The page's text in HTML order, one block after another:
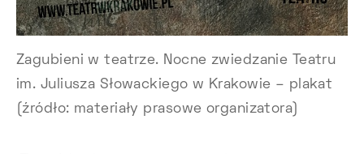
Zagubieni w teatrze. Nocne zwiedzanie Teatru
im. Juliusza Słowackiego w Krakowie – plakat
(źródło: materiały prasowe organizatora)